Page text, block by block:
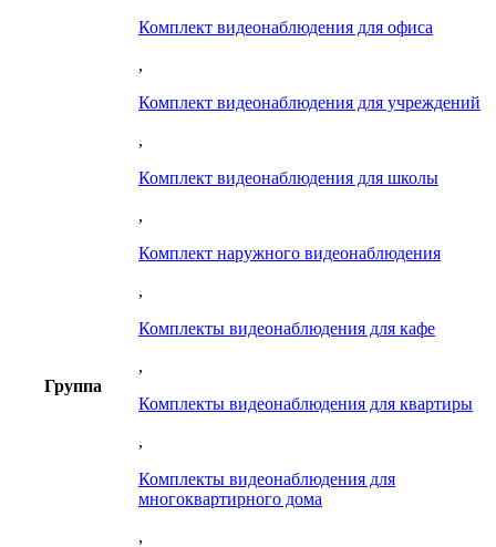
Группа
Комплект видеонаблюдения для офиса
,
Комплект видеонаблюдения для учреждений
,
Комплект видеонаблюдения для школы
,
Комплект наружного видеонаблюдения
,
Комплекты видеонаблюдения для кафе
,
Комплекты видеонаблюдения для квартиры
,
Комплекты видеонаблюдения для
многоквартирного дома
,